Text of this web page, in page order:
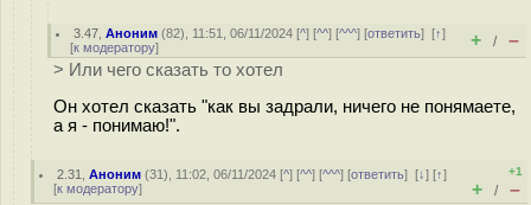
3.47 ,Аноним (82), 11:51, 06/11/2024 [^] [^^] [^^^] [ответить][↑]
[к модератору] + / –
> Или чего сказать то хотел
Он хотел сказать "как вы задрали, ничего не понямаете,
а я - понимаю!".
2.31 ,Аноним (31), 11:02, 06/11/2024 [^] [^^] [^^^] [ответить][↓] [↑]
[к модератору]
+1
+ / –